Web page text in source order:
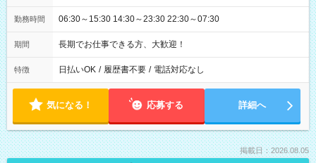
勤務時間 06:30～15:30 14:30～23:30 22:30～07:30
期間 長期でお仕事できる方、大歓迎！
特徴 日払いOK / 履歴書不要 / 電話対応なし
気になる！ 応募する 詳細へ
掲載日：2026.08.05